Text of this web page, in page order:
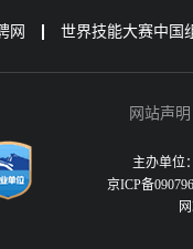
网 世界技能大赛中国
网站声明
主办单位
京ICP备